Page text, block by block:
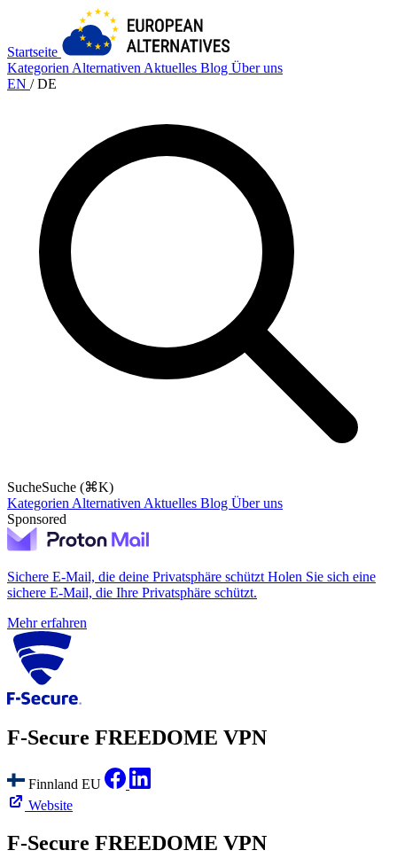
Startseite
Kategorien Alternativen Aktuelles Blog Über uns
EN / DE
SucheSuche (⌘K)
Kategorien Alternativen Aktuelles Blog Über uns
Sponsored
Sichere E-Mail, die deine Privatsphäre schützt Holen Sie sich eine
sichere E-Mail, die Ihre Privatsphäre schützt.
Mehr erfahren
F‑Secure FREEDOME VPN
Finnland EU
Website
F‑Secure FREEDOME VPN